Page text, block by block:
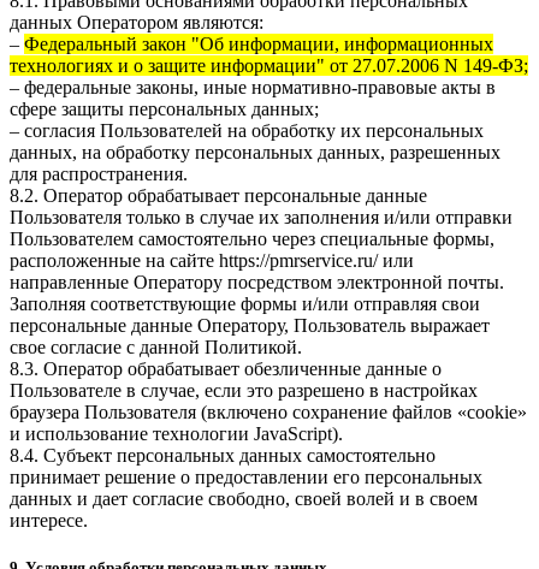
данных Оператором являются:
– Федеральный закон "Об информации, информационных
технологиях и о защите информации" от 27.07.2006 N 149-ФЗ;
– федеральные законы, иные нормативно-правовые акты в
сфере защиты персональных данных;
– согласия Пользователей на обработку их персональных
данных, на обработку персональных данных, разрешенных
для распространения.
8.2. Оператор обрабатывает персональные данные
Пользователя только в случае их заполнения и/или отправки
Пользователем самостоятельно через специальные формы,
расположенные на сайте https://pmrservice.ru/или
направленные Оператору посредством электронной почты.
Заполняя соответствующие формы и/или отправляя свои
персональные данные Оператору, Пользователь выражает
свое согласие с данной Политикой.
8.3. Оператор обрабатывает обезличенные данные о
Пользователе в случае, если это разрешено в настройках
браузера Пользователя (включено сохранение файлов «cookie»
и использование технологии JavaScript).
8.4. Субъект персональных данных самостоятельно
принимает решение о предоставлении его персональных
данных и дает согласие свободно, своей волей и в своем
интересе.